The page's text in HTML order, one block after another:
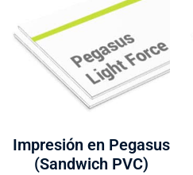
Impresión en Pegasus
(Sandwich PVC)